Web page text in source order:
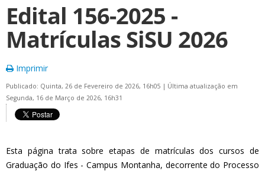
Edital 156-2025 -
Matrículas SiSU 2026
Imprimir
Publicado: Quinta, 26 de Fevereiro de 2026, 16h05 | Última atualização em
Segunda, 16 de Março de 2026, 16h31
Esta página trata sobre etapas de matrículas dos cursos de
Graduação do Ifes - Campus Montanha, decorrente do Processo